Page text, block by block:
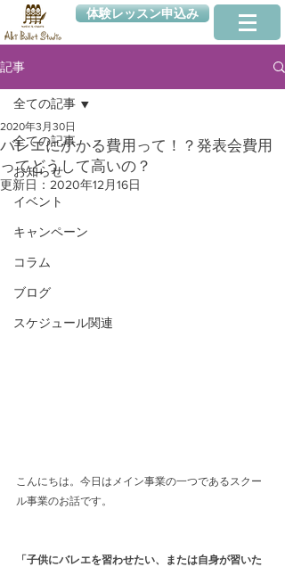
体験レッスン申込み
記事
全ての記事
お知らせ
イベント
キャンペーン
コラム
ブログ
スケジュール関連
全ての記事
バレエにかかる費用って！？発表会費用
ってどうして高いの？
2020年3月30日
更新日： 2020年12月16日
こんにちは。今日はメイン事業の一つであるスクー
ル事業のお話です。
「子供にバレエを習わせたい、または自身が習いた